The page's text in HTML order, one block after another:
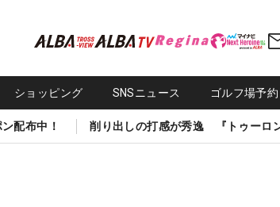
ショッピング SNSニュース ゴルフ場予約
配布中！ 削り出しの打感が秀逸 『トゥーロ